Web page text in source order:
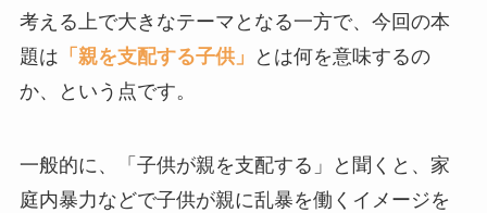
考える上で大きなテーマとなる一方で、今回の本
題は 「親を支配する子供」
とは何を意味するの
か、という点です。
一般的に、「子供が親を支配する」と聞くと、家
庭内暴力などで子供が親に乱暴を働くイメージを